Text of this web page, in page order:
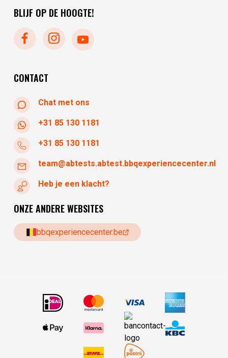
maandag
woensdag
donderdag
BLIJF OP DE HOOGTE!
CONTACT
Chat met ons
+31 85 130 1181
+31 85 130 1181
team@abtests.abtest.bbqexperiencecenter.nl
Heb je een klacht?
ONZE ANDERE WEBSITES
bbqexperiencecenter.be